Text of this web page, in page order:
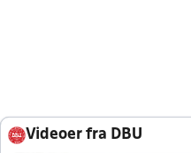
Videoer fra DBU